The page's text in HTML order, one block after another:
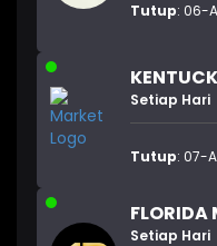
Tutup: 06-
Setiap Hari
Tutup: 07-
FLORIDA
Setiap Hari